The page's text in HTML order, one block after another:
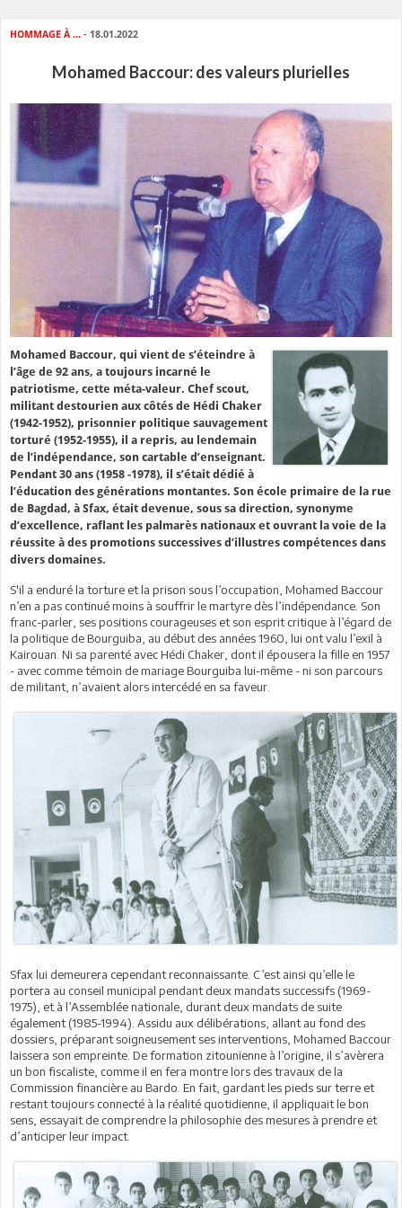
HOMMAGE À ... - 18.01.2022
Mohamed Baccour: des valeurs plurielles
Mohamed Baccour, qui vient de s’éteindre à
l’âge de 92 ans, a toujours incarné le
patriotisme, cette méta-valeur. Chef scout,
militant destourien aux côtés de Hédi Chaker
(1942-1952), prisonnier politique sauvagement
torturé (1952-1955), il a repris, au lendemain
de l’indépendance, son cartable d’enseignant.
Pendant 30 ans (1958 -1978), il s’était dédié à
l’éducation des générations montantes. Son école primaire de la rue
de Bagdad, à Sfax, était devenue, sous sa direction, synonyme
d’excellence, raflant les palmarès nationaux et ouvrant la voie de la
réussite à des promotions successives d’illustres compétences dans
divers domaines.
S'il a enduré la torture et la prison sous l’occupation, Mohamed Baccour
n’en a pas continué moins à souffrir le martyre dès l’indépendance. Son
franc-parler, ses positions courageuses et son esprit critique à l’égard de
la politique de Bourguiba, au début des années 1960, lui ont valu l’exil à
Kairouan. Ni sa parenté avec Hédi Chaker, dont il épousera la fille en 1957
- avec comme témoin de mariage Bourguiba lui-même - ni son parcours
de militant, n’avaient alors intercédé en sa faveur.
Sfax lui demeurera cependant reconnaissante. C’est ainsi qu’elle le
portera au conseil municipal pendant deux mandats successifs (1969-
1975), et à l’Assemblée nationale, durant deux mandats de suite
également (1985-1994). Assidu aux délibérations, allant au fond des
dossiers, préparant soigneusement ses interventions, Mohamed Baccour
laissera son empreinte. De formation zitounienne à l’origine, il s’avèrera
un bon fiscaliste, comme il en fera montre lors des travaux de la
Commission financière au Bardo. En fait, gardant les pieds sur terre et
restant toujours connecté à la réalité quotidienne, il appliquait le bon
sens, essayait de comprendre la philosophie des mesures à prendre et
d’anticiper leur impact.